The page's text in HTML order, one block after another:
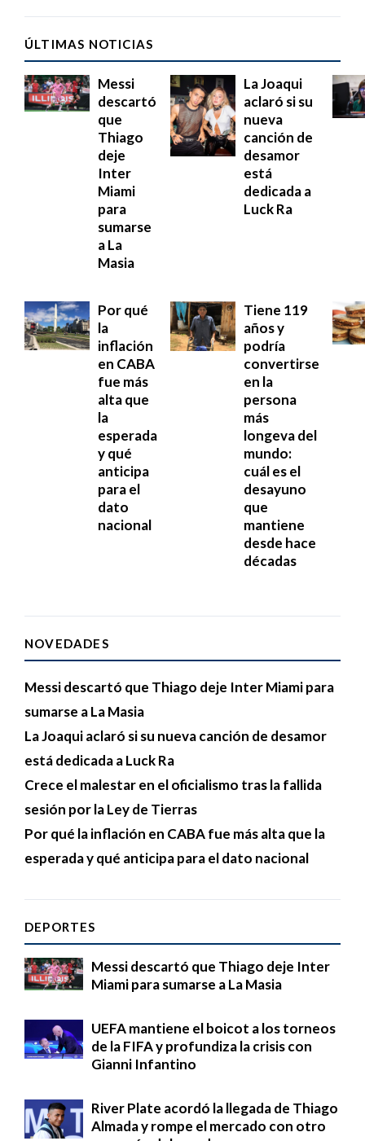
ÚLTIMAS NOTICIAS
Messi
descartó
que
Thiago
deje
Inter
Miami
para
sumarse
a La
Masia
La Joaqui
aclaró si su
nueva
canción de
desamor
está
dedicada a
Luck Ra
Por qué
la
inflación
en CABA
fue más
alta que
la
esperada
y qué
anticipa
para el
dato
nacional
Tiene 119
años y
podría
convertirse
en la
persona
más
longeva del
mundo:
cuál es el
desayuno
que
mantiene
desde hace
décadas
NOVEDADES
Messi descartó que Thiago deje Inter Miami para
sumarse a La Masia
La Joaqui aclaró si su nueva canción de desamor
está dedicada a Luck Ra
Crece el malestar en el oficialismo tras la fallida
sesión por la Ley de Tierras
Por qué la inflación en CABA fue más alta que la
esperada y qué anticipa para el dato nacional
DEPORTES
Messi descartó que Thiago deje Inter
Miami para sumarse a La Masia
UEFA mantiene el boicot a los torneos
de la FIFA y profundiza la crisis con
Gianni Infantino
River Plate acordó la llegada de Thiago
Almada y rompe el mercado con otro